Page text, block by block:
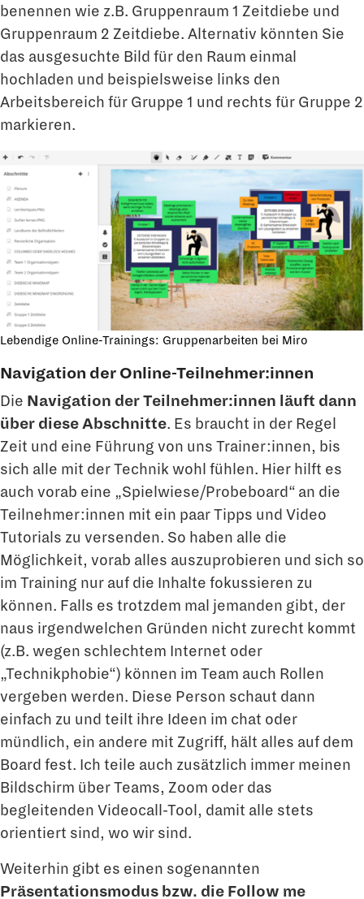
benennen wie z.B. Gruppenraum 1 Zeitdiebe und
Gruppenraum 2 Zeitdiebe. Alternativ könnten Sie
das ausgesuchte Bild für den Raum einmal
hochladen und beispielsweise links den
Arbeitsbereich für Gruppe 1 und rechts für Gruppe 2
markieren.
Lebendige Online-Trainings: Gruppenarbeiten bei Miro
Navigation der Online-Teilnehmer:innen
Die Navigation der Teilnehmer:innen läuft dann
über diese Abschnitte. Es braucht in der Regel
Zeit und eine Führung von uns Trainer:innen, bis
sich alle mit der Technik wohl fühlen. Hier hilft es
auch vorab eine „Spielwiese/Probeboard“ an die
Teilnehmer:innen mit ein paar Tipps und Video
Tutorials zu versenden. So haben alle die
Möglichkeit, vorab alles auszuprobieren und sich so
im Training nur auf die Inhalte fokussieren zu
können. Falls es trotzdem mal jemanden gibt, der
naus irgendwelchen Gründen nicht zurecht kommt
(z.B. wegen schlechtem Internet oder
„Technikphobie“) können im Team auch Rollen
vergeben werden. Diese Person schaut dann
einfach zu und teilt ihre Ideen im chat oder
mündlich, ein andere mit Zugriff, hält alles auf dem
Board fest. Ich teile auch zusätzlich immer meinen
Bildschirm über Teams, Zoom oder das
begleitenden Videocall-Tool, damit alle stets
orientiert sind, wo wir sind.
Weiterhin gibt es einen sogenannten
Präsentationsmodus bzw. die Follow me